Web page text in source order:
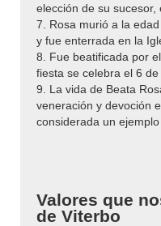
elección de su sucesor,
7. Rosa murió a la
y fue enterrada en la
8. Fue beatificada por
fiesta se celebra el 6 de
9. La vida de Beata
veneración y devoción
considerada un
Valores que
de Viterbo